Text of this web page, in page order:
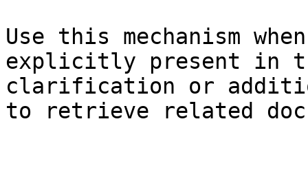
Use this mechanism
explicitly present in
clarification or